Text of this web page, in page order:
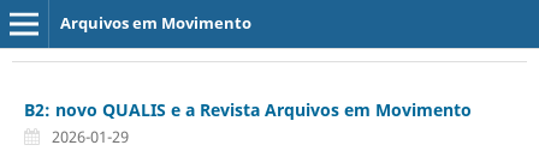
Arquivos em Movimento
B2: novo QUALIS e a Revista Arquivos em Movimento
2026-01-29